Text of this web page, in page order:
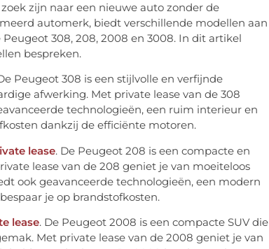
zijn naar een nieuwe auto zonder de
automerk, biedt verschillende modellen aan
Peugeot 308, 208, 2008 en 3008. In dit artikel
bespreken.
Peugeot 308 is een stijlvolle en verfijnde
afwerking. Met private lease van de 308
technologieën, een ruim interieur en
dankzij de efficiënte motoren.
lease. De Peugeot 208 is een compacte en
lease van de 208 geniet je van moeiteloos
ook geavanceerde technologieën, een modern
je op brandstofkosten.
lease. De Peugeot 2008 is een compacte SUV die
Met private lease van de 2008 geniet je van